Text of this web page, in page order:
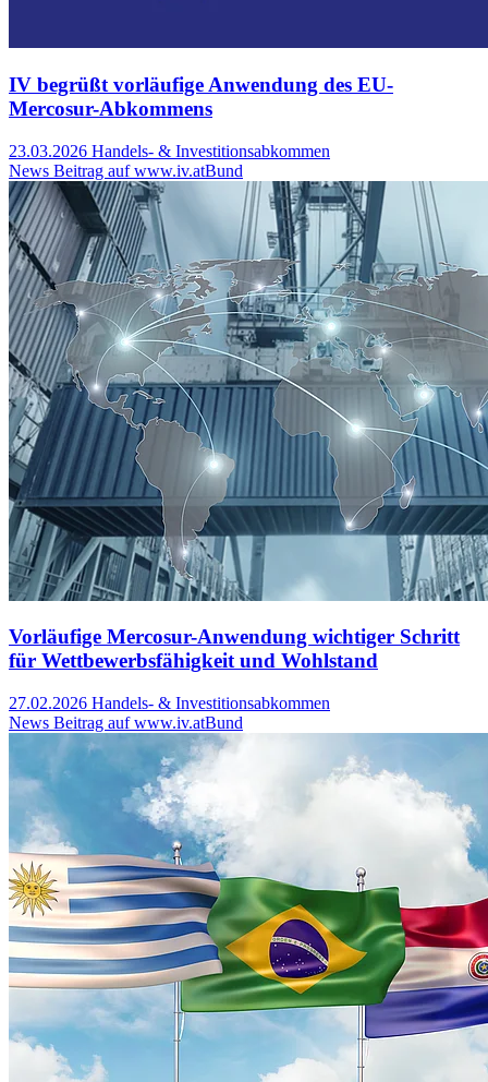
IV begrüßt vorläufige Anwendung des EU-
Mercosur-Abkommens
23.03.2026 Handels- & Investitionsabkommen
News Beitrag auf www.iv.atBund
Vorläufige Mercosur-Anwendung wichtiger Schritt
für Wettbewerbsfähigkeit und Wohlstand
27.02.2026 Handels- & Investitionsabkommen
News Beitrag auf www.iv.atBund